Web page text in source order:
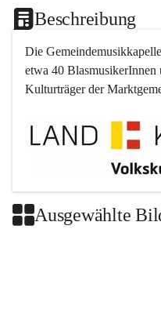
Beschreibung
Die Gemeindemusikkapelle
etwa 40
Kulturträger der
Ausgewählte